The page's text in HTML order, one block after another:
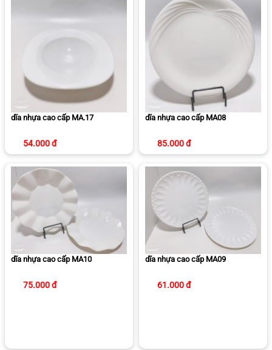
dĩa nhựa cao cấp MA.17
54.000 đ
dĩa nhựa cao cấp MA08
85.000 đ
dĩa nhựa cao cấp MA10
75.000 đ
dĩa nhựa cao cấp MA09
61.000 đ